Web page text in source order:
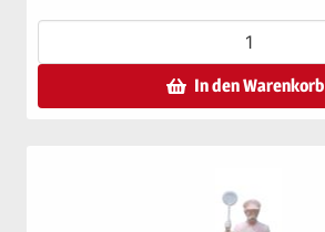
In den Warenkorb